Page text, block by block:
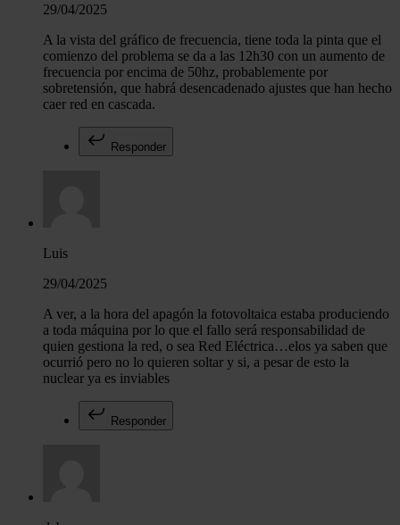
29/04/2025
A la vista del gráfico de frecuencia, tiene toda la pinta que el
comienzo del problema se da a las 12h30 con un aumento de
frecuencia por encima de 50hz, probablemente por
sobretensión, que habrá desencadenado ajustes que han hecho
caer red en cascada.
Responder
Luis
29/04/2025
A ver, a la hora del apagón la fotovoltaica estaba produciendo
a toda máquina por lo que el fallo será responsabilidad de
quien gestiona la red, o sea Red Eléctrica…elos ya saben que
ocurrió pero no lo quieren soltar y si, a pesar de esto la
nuclear ya es inviables
Responder